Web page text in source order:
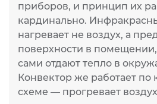
приборов, и принцип их
кардинально.
нагревает не воздух, а
поверхности в
сами отдают тепло в
Конвектор же работает по
схеме — прогревает